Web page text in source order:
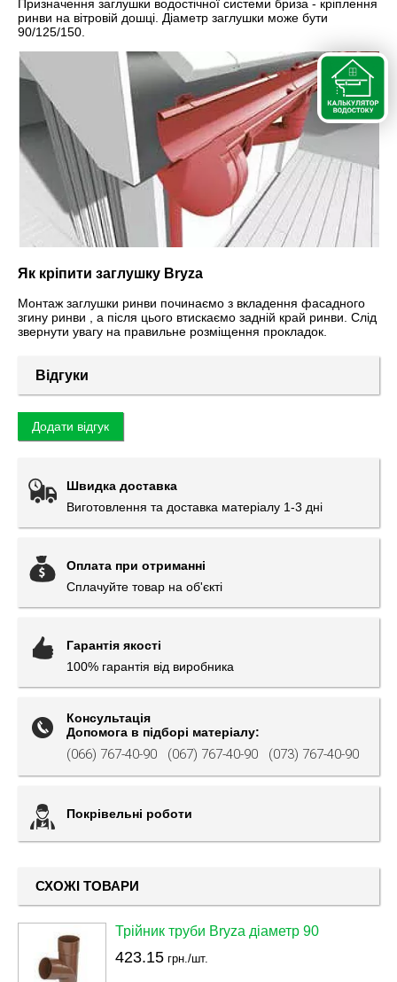
Призначення заглушки водостічної системи бриза - кріплення
ринви на вітровій дошці. Діаметр заглушки може бути
90/125/150.
Як кріпити заглушку Bryza
Монтаж заглушки ринви починаємо з вкладення фасадного
згину ринви , а після цього втискаємо задній край ринви. Слід
звернути увагу на правильне розміщення прокладок.
Відгуки
Додати відгук
Швидка доставка
Виготовлення та доставка матеріалу 1-3 дні
Оплата при отриманні
Сплачуйте товар на об'єкті
Гарантія якості
100% гарантія від виробника
Консультація
Допомога в підборі матеріалу:
(066) 767-40-90 (067) 767-40-90 (073) 767-40-90
Покрівельні роботи
СХОЖІ ТОВАРИ
Трійник труби Bryza діаметр 90
423.15 грн./шт.